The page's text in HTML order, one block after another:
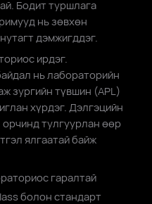
Бодит туршлага
нь зөвхөн
дэмжигддэг.
ирдэг.
нь лабораторийн
зургийн түвшин (APL)
хүрдэг. Дэлгэцийн
тулгуурлан өөр
ялгаатай байж
гаралтай
болон стандарт